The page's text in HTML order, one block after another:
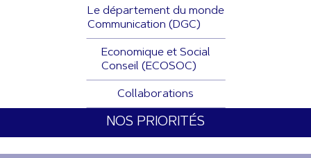
Le département du monde
Communication (DGC)
Economique et Social
Conseil (ECOSOC)
Collaborations
NOS PRIORITÉS